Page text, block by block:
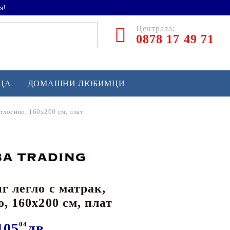
Централа:
0878 17 49 71
и софтбол
и лакрос
спортно оборудване
ДОМАШНИ ЛЮБИМЦИ
160x200 см, плат
легло с матрак,
160x200 см, плат
04